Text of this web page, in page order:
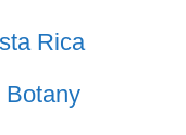
Rica
Botany